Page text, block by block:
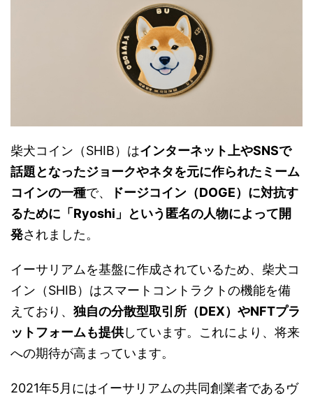
柴犬コイン（SHIB）はインターネット上やSNSで
話題となったジョークやネタを元に作られたミーム
コインの一種で、
ドージコイン（DOGE）に対抗す
るために「Ryoshi」という匿名の人物によって開
発されました。
イーサリアムを基盤に作成されているため、柴犬コ
イン（SHIB）はスマートコントラクトの機能を備
えており、 独自の分散型取引所（DEX）やNFTプラ
ットフォームも提供しています。これにより、将来
への期待が高まっています。
2021年5月にはイーサリアムの共同創業者であるヴ